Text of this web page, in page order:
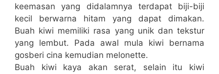
keemasan yang didalamnya terdapat biji-biji
kecil berwarna hitam yang dapat dimakan.
Buah kiwi memiliki rasa yang unik dan tekstur
yang lembut. Pada awal mula kiwi bernama
gosberi cina kemudian melonette.
Buah kiwi kaya akan serat, selain itu kiwi